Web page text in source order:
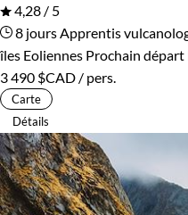
Les 10/13 ans
Confort
Refuge, gîte, dortoir
Supérieur
4,28 / 5
8 joursApprentis
îles Eoliennes Prochain
3 490 $CAD / pers.
Carte
Détails